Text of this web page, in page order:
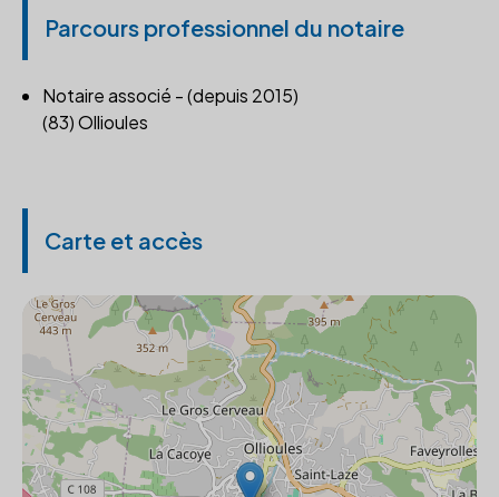
Parcours professionnel du notaire
Notaire associé - (depuis 2015)
(83) Ollioules
Carte et accès